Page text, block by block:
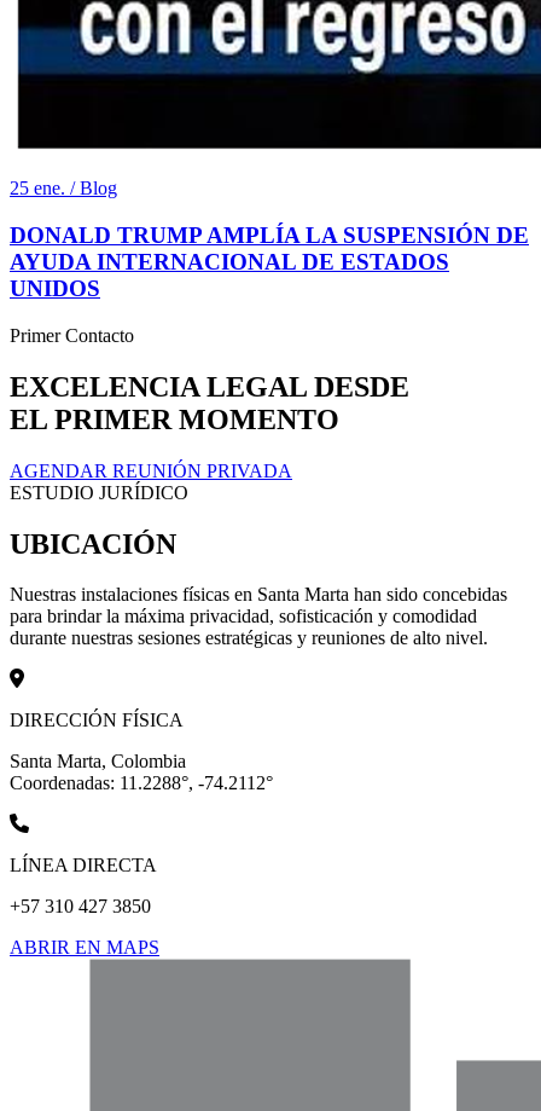
25 ene. / Blog
DONALD TRUMP AMPLÍA LA SUSPENSIÓN DE
AYUDA INTERNACIONAL DE ESTADOS
UNIDOS
Primer Contacto
EXCELENCIA LEGAL DESDE
EL PRIMER MOMENTO
AGENDAR REUNIÓN PRIVADA
ESTUDIO JURÍDICO
UBICACIÓN
Nuestras instalaciones físicas en Santa Marta han sido concebidas
para brindar la máxima privacidad, sofisticación y comodidad
durante nuestras sesiones estratégicas y reuniones de alto nivel.
DIRECCIÓN FÍSICA
Santa Marta, Colombia
Coordenadas: 11.2288°, -74.2112°
LÍNEA DIRECTA
+57 310 427 3850
ABRIR EN MAPS